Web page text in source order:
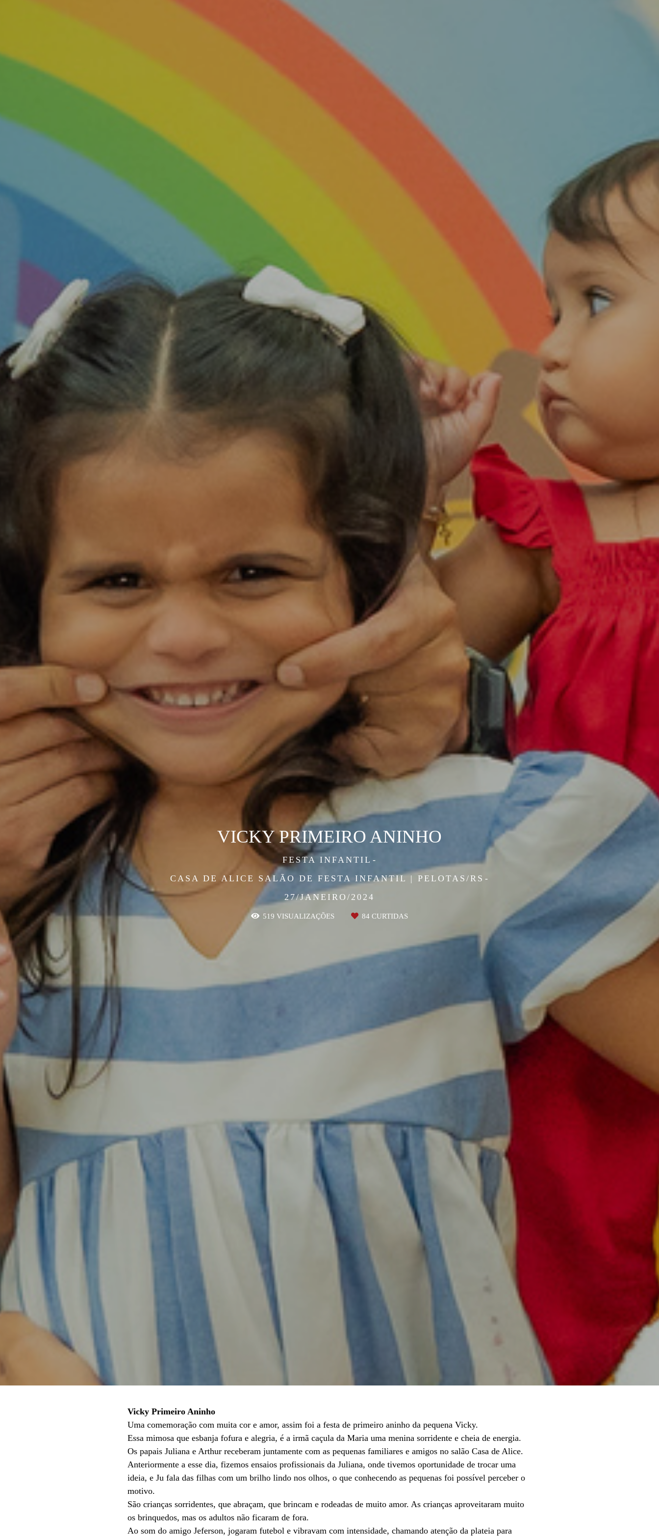
FESTA INFANTIL
CASA DE ALICE SALÃO DE FESTA INFANTIL | PELOTAS/RS
27/JANEIRO/2024
VICKY PRIMEIRO ANINHO
519 VISUALIZAÇÕES 84 CURTIDAS
Vicky Primeiro Aninho
Uma comemoração com muita cor e amor, assim foi a festa de primeiro aninho da pequena Vicky.
Essa mimosa que esbanja fofura e alegria, é a irmã caçula da Maria uma menina sorridente e cheia de energia.
Os papais Juliana e Arthur receberam juntamente com as pequenas familiares e amigos no salão Casa de Alice.
Anteriormente a esse dia, fizemos ensaios profissionais da Juliana, onde tivemos oportunidade de trocar uma
ideia, e Ju fala das filhas com um brilho lindo nos olhos, o que conhecendo as pequenas foi possível perceber o
motivo.
São crianças sorridentes, que abraçam, que brincam e rodeadas de muito amor. As crianças aproveitaram muito
os brinquedos, mas os adultos não ficaram de fora.
Ao som do amigo Jeferson, jogaram futebol e vibravam com intensidade, chamando atenção da plateia para